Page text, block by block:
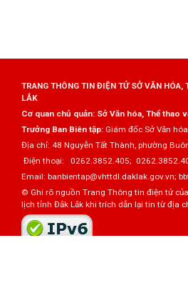
TRANG THÔNG TIN ĐIỆN TỬ SỞ VĂN HÓA,
LẮK
Cơ quan chủ quản: Sở Văn hóa, Thể thao
Trưởng Ban Biên tập: Giám đốc Sở Văn
Địa chỉ: 48 Nguyễn Tất Thành, phường
Điện thoại: 0262.3852.405;
Email: banbientap@vhttdl.daklak.gov.vn;
© Ghi rõ nguồn Trang Thông tin điện tử
lịch tỉnh Đắk Lắk khi trích dẫn lại tin từ địa